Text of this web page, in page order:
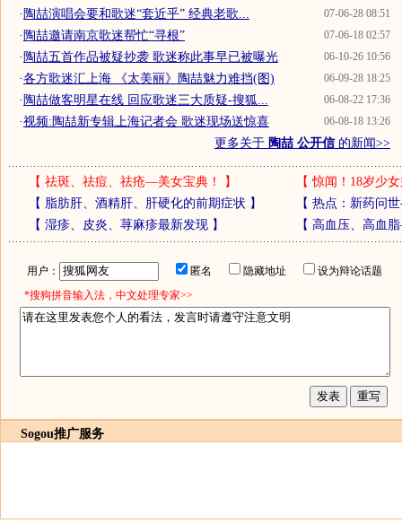
07-06-28 08:51
· 陶喆演唱会要和歌迷“套近乎” 经典老歌...
07-06-18 02:57
· 陶喆邀请南京歌迷帮忙“寻根”
06-10-26 10:56
· 陶喆五首作品被疑抄袭 歌迷称此事早已被曝光
06-09-28 18:25
·各方歌迷汇上海 《太美丽》陶喆魅力难挡(图)
06-08-22 17:36
· 陶喆做客明星在线 回应歌迷三大质疑-搜狐...
06-08-18 13:26
·视频:陶喆新专辑上海记者会 歌迷现场送惊喜
更多关于 陶喆 公开信的新闻>>
【 祛斑、祛痘、祛疮—美女宝典！ 】 【惊闻！18岁少
【 脂肪肝、酒精肝、肝硬化的前期症状 】 【 热点：新药问
【 湿疹、皮炎、荨麻疹最新发现】 【 高血压、高血
用户： 匿名 隐藏地址
设为辩论话题
*搜狗拼音输入法，中文处理专家>>
Sogou推广服务